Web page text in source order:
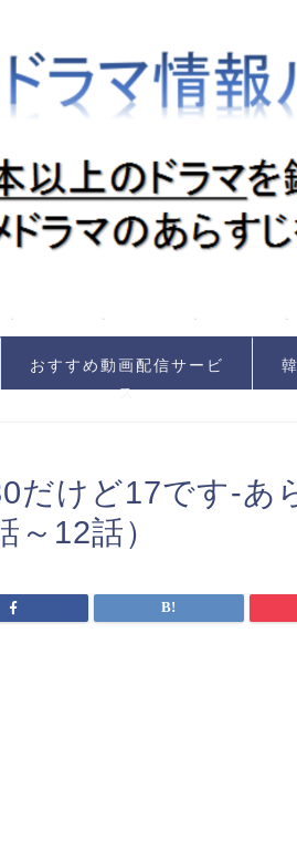
おすすめ動画配信サービ
ス
だけど17です-あ
12話）